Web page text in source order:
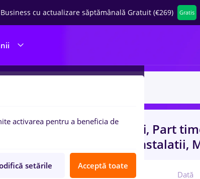
cu actualizare săptămânală Gratuit (€269) Gratis
muncacu salarii sogefi, Part
Constructii / Instalatii,
Relevanță Dată
activarea pentru a beneficia de
setările Acceptă toate